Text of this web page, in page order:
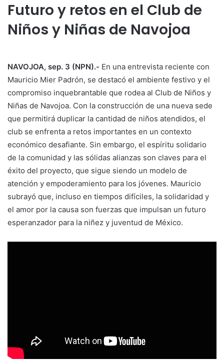
Futuro y retos en el Club de
Niños y Niñas de Navojoa
NAVOJOA, sep. 3 (NPN).- En una entrevista reciente con
Mauricio Mier Padrón, se destacó el ambiente festivo y el
compromiso inquebrantable que rodea al Club de Niños y
Niñas de Navojoa. Con la construcción de una nueva sede
que permitirá duplicar la cantidad de niños atendidos, el
club se enfrenta a retos importantes en un contexto
económico desafiante. Sin embargo, el espíritu solidario
de la comunidad y las sólidas alianzas son claves para el
éxito del proyecto, que sigue siendo un modelo de
atención y empoderamiento para los jóvenes. Mauricio
subrayó que, incluso en tiempos difíciles, la solidaridad y
el amor por la causa son fuerzas que impulsan un futuro
esperanzador para la niñez y juventud de México.